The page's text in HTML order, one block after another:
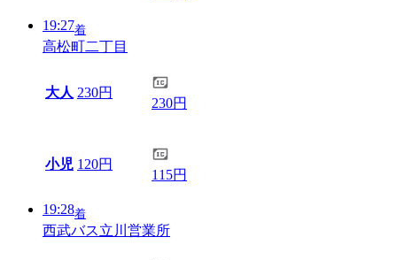
19:27着
高松町二丁目
大人 230円
230円
小児 120円
115円
19:28着
西武バス立川営業所